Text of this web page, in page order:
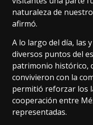
naturaleza de
afirmó.
A lo largo del día, las
diversos puntos del
patrimonio histórico,
convivieron con la
permitió reforzar los
cooperación entre
representadas.